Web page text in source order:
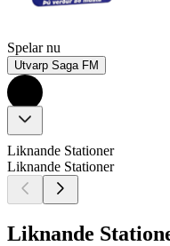
Spelar nu
Utvarp Saga FM
Liknande Stationer
Liknande Stationer
Liknande